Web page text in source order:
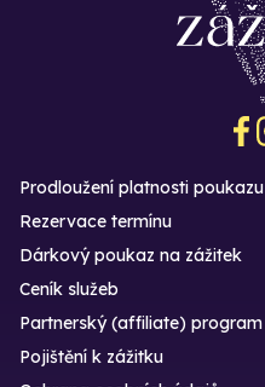
Prodloužení platnosti poukazu
Rezervace termínu
Dárkový poukaz na zážitek
Ceník služeb
Partnerský (affiliate) program
Pojištění k zážitku